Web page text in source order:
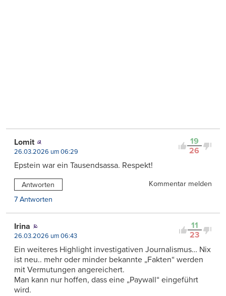
19
26
Lomit
26.03.2026 um 06:29
Epstein war ein Tausendsassa. Respekt!
Antworten
Kommentar melden
7 Antworten
11
23
Irina
26.03.2026 um 06:43
Ein weiteres Highlight investigativen Journalismus… Nix
ist neu.. mehr oder minder bekannte „Fakten“ werden
mit Vermutungen angereichert.
Man kann nur hoffen, dass eine „Paywall“ eingeführt
wird.